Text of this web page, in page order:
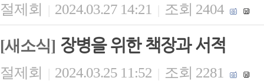
절제회 | 2024.03.27 14:21 | 조회 2404
[새소식] 장병을 위한 책장과 서적
절제회 | 2024.03.25 11:52 | 조회 2281